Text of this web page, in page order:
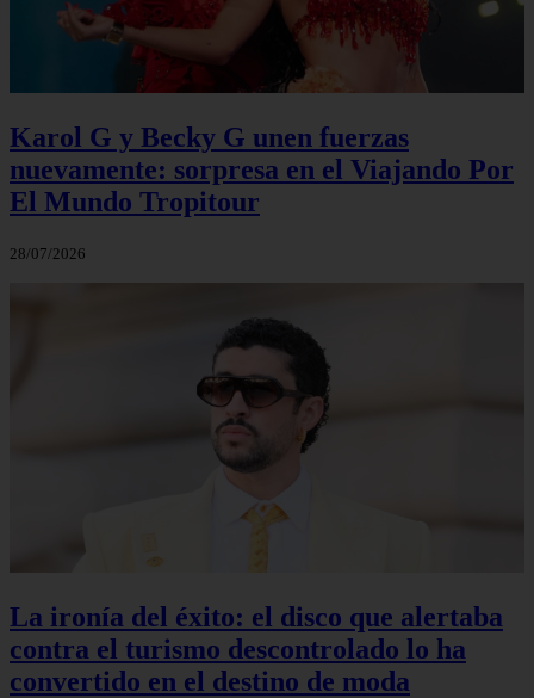
Karol G y Becky G unen fuerzas
nuevamente: sorpresa en el Viajando Por
El Mundo Tropitour
28/07/2026
La ironía del éxito: el disco que alertaba
contra el turismo descontrolado lo ha
convertido en el destino de moda